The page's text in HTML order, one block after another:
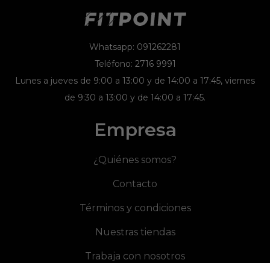
Whatsapp: 091262281
Teléfono: 2716 9991
Lunes a jueves de 9:00 a 13:00 y de 14:00 a 17:45, viernes
de 9:30 a 13:00 y de 14:00 a 17:45.
Empresa
¿Quiénes somos?
Contacto
Términos y condiciones
Nuestras tiendas
Trabaja con nosotros